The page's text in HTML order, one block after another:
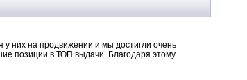
них на продвижении и мы достигли очень
позиции в ТОП выдачи. Благодаря этому